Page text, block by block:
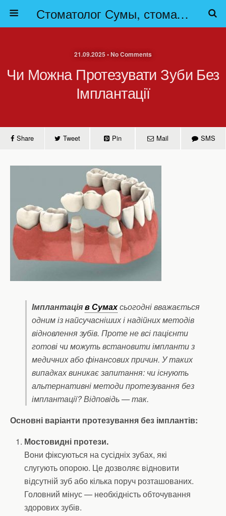
Стоматолог Сумы, стоматологические клиники Сумы, детская стоматология в Сумах. | Частная стоматология Сумы
21.09.2025 • No Comments
Чи Можна Протезувати Зуби Без
Імплантації
Share Tweet Pin Mail SMS
Імплантаціяв Сумахсьогодні вважається
одним із найсучасніших і надійних методів
відновлення зубів. Проте не всі пацієнти
готові чи можуть встановити імпланти з
медичних або фінансових причин. У таких
випадках виникає запитання: чи існують
альтернативні методи протезування без
імплантації? Відповідь — так.
Основні варіанти протезування без імплантів:
Мостовидні протези.
Вони фіксуються на сусідніх зубах, які
слугують опорою. Це дозволяє відновити
відсутній зуб або кілька поруч розташованих.
Головний мінус — необхідність обточування
здорових зубів.